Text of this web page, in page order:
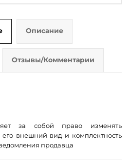
Описание
Отзывы/Комментарии
за собой право изменять
его внешний вид и комплектность
продавца